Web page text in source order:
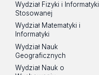
Wydział Fizyki i Informatyki
Stosowanej
Wydział Matematyki i
Informatyki
Wydział Nauk
Geograficznych
Wydział Nauk o